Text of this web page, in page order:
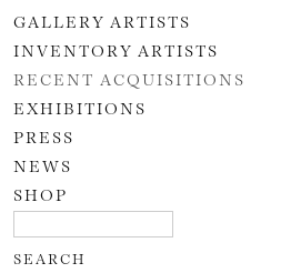
GALLERY ARTISTS
INVENTORY ARTISTS
RECENT ACQUISITIONS
EXHIBITIONS
PRESS
NEWS
SHOP